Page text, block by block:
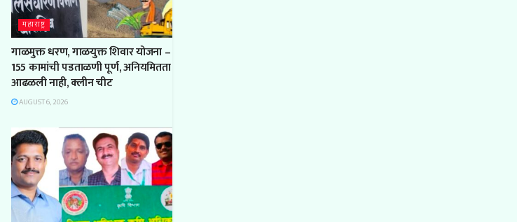
महाराष्ट्र
गाळमुक्त धरण, गाळयुक्त शिवार योजना –
155 कामांची पडताळणी पूर्ण, अनियमितता
आढळली नाही, क्लीन चीट
AUGUST 6, 2026